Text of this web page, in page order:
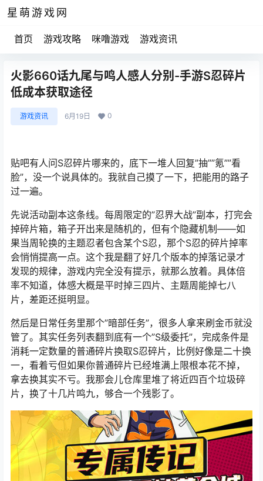
星萌游戏网
首页 游戏攻略 咪噜游戏 游戏资讯
火影660话九尾与鸣人感人分别-手游S忍碎片
低成本获取途径
游戏资讯 6月19日 0
贴吧有人问S忍碎片哪来的，底下一堆人回复”抽””氪””看
脸”，没一个说具体的。我就自己摸了一下，把能用的路子
过一遍。
先说活动副本这条线。每周限定的”忍界大战”副本，打完会
掉碎片箱，箱子开出来是随机的，但有个隐藏机制——如
果当周轮换的主题忍者包含某个S忍，那个S忍的碎片掉率
会悄悄提高一点。这个我是翻了好几个版本的掉落记录才
发现的规律，游戏内完全没有提示，就那么放着。具体倍
率不知道，体感大概是平时掉三四片、主题周能掉七八
片，差距还挺明显。
然后是日常任务里那个”暗部任务”，很多人拿来刷金币就没
管了。其实任务列表翻到底有一个”S级委托”，完成条件是
消耗一定数量的普通碎片换取S忍碎片，比例好像是二十换
一，看着亏但如果你普通碎片已经堆满上限根本花不掉，
拿去换其实不亏。我那会儿仓库里堆了将近四百个垃圾碎
片，换了十几片鸣九，够合一个残影了。